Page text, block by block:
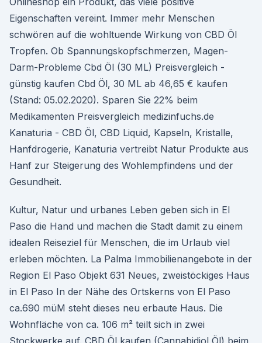
Eigenschaften vereint. Immer mehr Menschen
schwören auf die wohltuende Wirkung von CBD Öl
Tropfen. Ob Spannungskopfschmerzen, Magen-
Darm-Probleme Cbd Öl (30 ML) Preisvergleich -
günstig kaufen Cbd Öl, 30 ML ab 46,65 € kaufen
(Stand: 05.02.2020). Sparen Sie 22% beim
Medikamenten Preisvergleich medizinfuchs.de
Kanaturia - CBD Öl, CBD Liquid, Kapseln, Kristalle,
Hanfdrogerie, Kanaturia vertreibt Natur Produkte aus
Hanf zur Steigerung des Wohlempfindens und der
Gesundheit.
Kultur, Natur und urbanes Leben geben sich in El
Paso die Hand und machen die Stadt damit zu einem
idealen Reiseziel für Menschen, die im Urlaub viel
erleben möchten. La Palma Immobilienangebote in der
Region El Paso Objekt 631 Neues, zweistöckiges Haus
in El Paso In der Nähe des Ortskerns von El Paso
ca.690 müM steht dieses neu erbaute Haus. Die
Wohnfläche von ca. 106 m² teilt sich in zwei
Stockwerke auf. CBD Öl kaufen (Cannabidiol Öl) beim